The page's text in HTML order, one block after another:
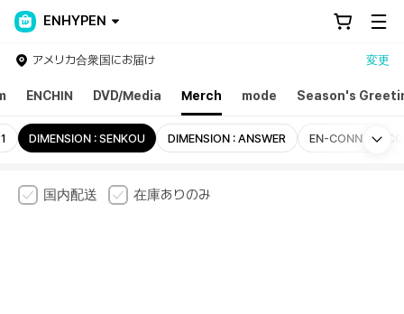
ENHYPEN
アメリカ合衆国にお届け 変更
ENCHIN DVD/Media Merch mode Season's
DIMENSION : SENKOU DIMENSION : ANSWER EN-
国内配送 在庫ありのみ